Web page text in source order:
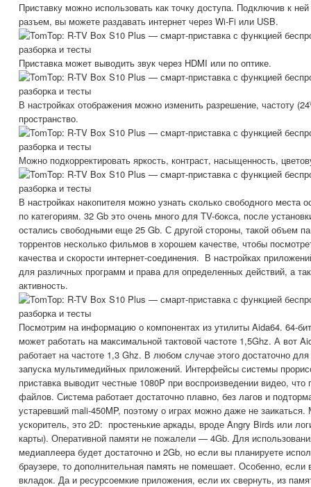
Приставку можно использовать как точку доступа. Подключив к
разъем, вы можете раздавать интернет через Wi-Fi или USB.
Приставка может выводить звук через HDMI или по оптике.
В настройках отображения можно изменить разрешение, частоту
пространство.
Можно подкорректировать яркость, контраст, насыщенность,
В настройках накопителя можно узнать сколько свободного места
по категориям. 32 Gb это очень много для TV-бокса, после
остались свободными еще 25 Gb. С другой стороны, такой объем
торрентов несколько фильмов в хорошем качестве, чтобы
качества и скорости интернет-соединения. В настройках
для различных программ и права для определенных действий, а
активность.
Посмотрим на информацию о компонентах из утилиты Aida64. 64-
может работать на максимальной тактовой частоте 1,5Ghz. А вот
работает на частоте 1,3 Ghz. В любом случае этого достаточно
запуска мультимедийных приложений. Интерфейсы системы
приставка выводит честные 1080P при воспроизведении видео,
файлов. Система работает достаточно плавно, без лагов и
устаревший mali-450MP, поэтому о играх можно даже не
ускоритель, это 2D: простенькие аркады, вроде Angry Birds или
карты). Оперативной памяти не пожалели — 4Gb. Для
медиаплеера будет достаточно и 2Gb, но если вы планируете
браузере, то дополнительная память не помешает. Особенно, если
вкладок. Да и ресурсоемкие приложения, если их свернуть, из